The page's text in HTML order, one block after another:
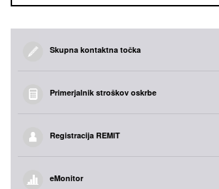
Skupna kontaktna točka
Primerjalnik stroškov oskrbe
Registracija REMIT
eMonitor